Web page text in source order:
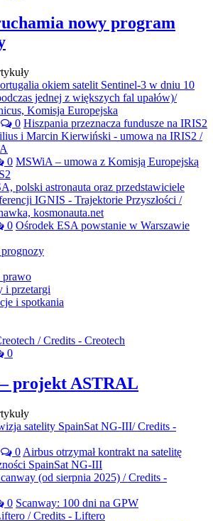
nowy program
0 Hiszpania przeznacza fundusze na IRIS2
0 MSWiA – umowa z Komisją Europejską
0 Ośrodek ESA powstanie w Warszawie
prawo
i przetargi
i spotkania
0
projekt ASTRAL
0 Airbus otrzymał kontrakt na satelitę
SpainSat NG-III
0 Scanway: 100 dni na GPW